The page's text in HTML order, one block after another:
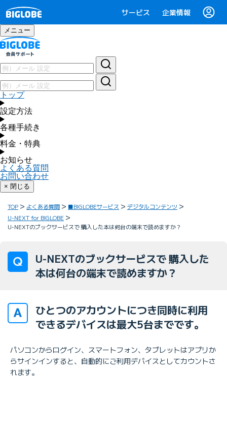
サービス 企業情報
メニュー
トップ
設定方法
各種手続き
料金・特典
お知らせ
よくある質問
お問い合わせ
× 閉じる
TOP よくある質問 ■BIGLOBEサービス
デジタルコンテンツ
U-NEXT for BIGLOBE
U-NEXTのブックサービスで 購入した本は何台の端末で読めますか？
U-NEXTのブックサービスで 購入した
本は何台の端末で読めますか？
ひとつのアカウントにつき同時に利用
できるデバイスは最大5台までです。
パソコンからログイン、スマートフォン、タブレットはアプリか
らサインインすると、自動的にご利用デバイスとしてカウントさ
れます。